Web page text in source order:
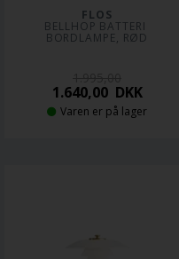
FLOS
BELLHOP BATTERI
BORDLAMPE, RØD
1.640,00DKK
Varen er på lager